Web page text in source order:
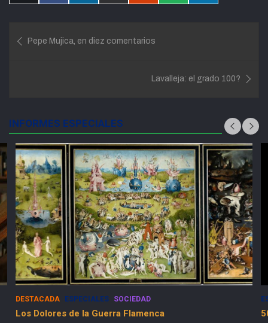
de
Pepe Mujica, en diez comentarios
Lavalleja: el grado 100?
INFORMES ESPECIALES
DESTACADA ESPECIALES SOCIEDAD
Los Dolores de la Guerra Flamenca